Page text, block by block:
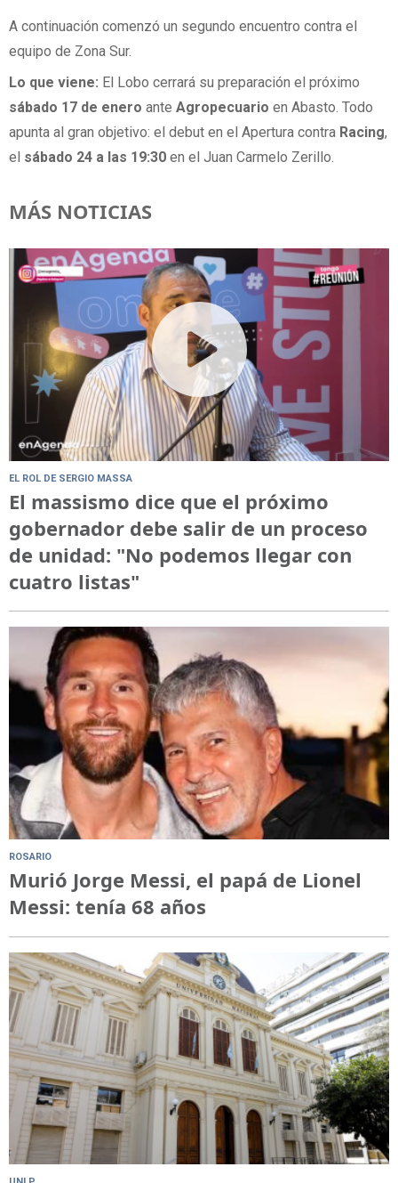
A continuación comenzó un segundo encuentro contra el
equipo de Zona Sur.
Lo que viene: El Lobo cerrará su preparación el próximo
sábado 17 de enero ante Agropecuario en Abasto. Todo
apunta al gran objetivo: el debut en el Apertura contra Racing,
el sábado 24 a las 19:30 en el Juan Carmelo Zerillo.
MÁS NOTICIAS
EL ROL DE SERGIO MASSA
El massismo dice que el próximo
gobernador debe salir de un proceso
de unidad: "No podemos llegar con
cuatro listas"
ROSARIO
Murió Jorge Messi, el papá de Lionel
Messi: tenía 68 años